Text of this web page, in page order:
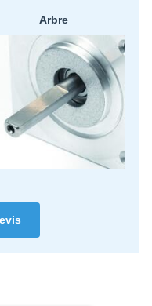
Arbre